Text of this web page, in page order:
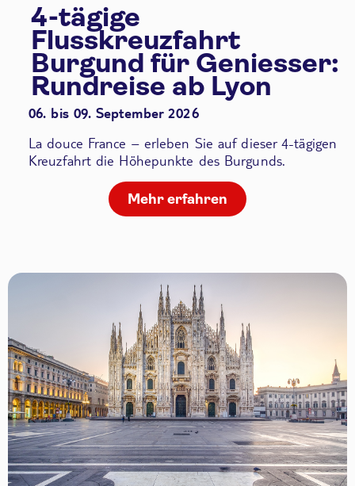
4-tägige
Flusskreuzfahrt
Burgund für Geniesser:
Rundreise ab Lyon
06. bis 09. September 2026
La douce France – erleben Sie auf dieser 4-tägigen
Kreuzfahrt die Höhepunkte des Burgunds.
Mehr erfahren